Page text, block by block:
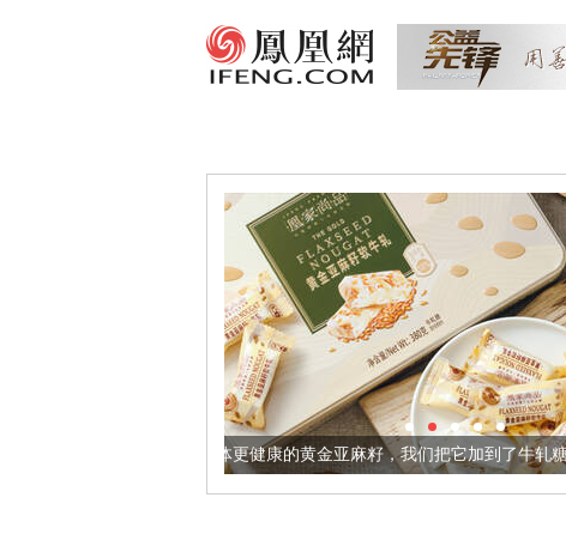
让身体更健康的黄金亚麻籽，我们把它加到了牛轧糖里